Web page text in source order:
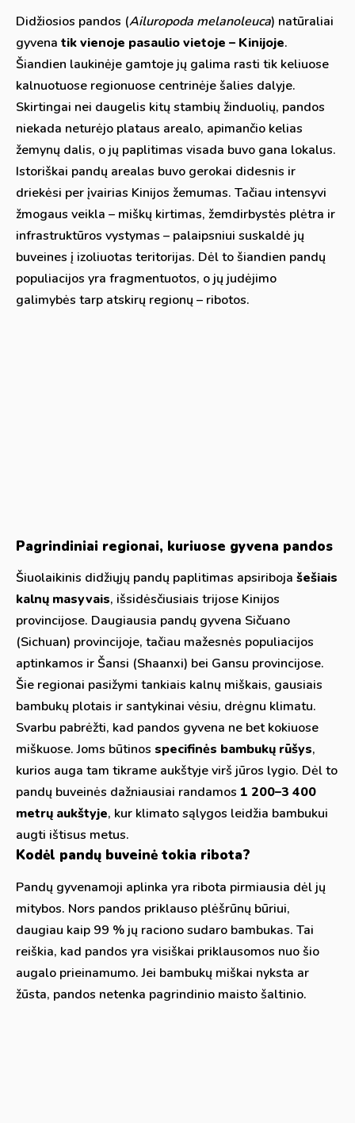
Didžiosios pandos (Ailuropoda melanoleuca) natūraliai
gyvena tik vienoje pasaulio vietoje – Kinijoje.
Šiandien laukinėje gamtoje jų galima rasti tik keliuose
kalnuotuose regionuose centrinėje šalies dalyje.
Skirtingai nei daugelis kitų stambių žinduolių, pandos
niekada neturėjo plataus arealo, apimančio kelias
žemynų dalis, o jų paplitimas visada buvo gana lokalus.
Istoriškai pandų arealas buvo gerokai didesnis ir
driekėsi per įvairias Kinijos žemumas. Tačiau intensyvi
žmogaus veikla – miškų kirtimas, žemdirbystės plėtra ir
infrastruktūros vystymas – palaipsniui suskaldė jų
buveines į izoliuotas teritorijas. Dėl to šiandien pandų
populiacijos yra fragmentuotos, o jų judėjimo
galimybės tarp atskirų regionų – ribotos.
Pagrindiniai regionai, kuriuose gyvena pandos
Šiuolaikinis didžiųjų pandų paplitimas apsiriboja šešiais
kalnų masyvais, išsidėsčiusiais trijose Kinijos
provincijose. Daugiausia pandų gyvena Sičuano
(Sichuan) provincijoje, tačiau mažesnės populiacijos
aptinkamos ir Šansi (Shaanxi) bei Gansu provincijose.
Šie regionai pasižymi tankiais kalnų miškais, gausiais
bambukų plotais ir santykinai vėsiu, drėgnu klimatu.
Svarbu pabrėžti, kad pandos gyvena ne bet kokiuose
miškuose. Joms būtinos specifinės bambukų rūšys,
kurios auga tam tikrame aukštyje virš jūros lygio. Dėl to
pandų buveinės dažniausiai randamos 1 200–3 400
metrų aukštyje, kur klimato sąlygos leidžia bambukui
augti ištisus metus.
Kodėl pandų buveinė tokia ribota?
Pandų gyvenamoji aplinka yra ribota pirmiausia dėl jų
mitybos. Nors pandos priklauso plėšrūnų būriui,
daugiau kaip 99 % jų raciono sudaro bambukas. Tai
reiškia, kad pandos yra visiškai priklausomos nuo šio
augalo prieinamumo. Jei bambukų miškai nyksta ar
žūsta, pandos netenka pagrindinio maisto šaltinio.